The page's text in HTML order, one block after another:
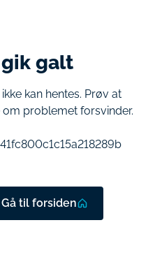
galt
kan hentes. Prøv at
problemet forsvinder.
Gå til forsiden